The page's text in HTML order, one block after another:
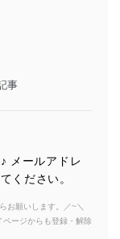
事
メールアドレ
ください。
お願いします。／~＼
ージからも登録・解除